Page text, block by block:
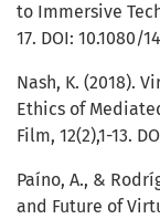
to Immersive
17. DOI: 10.1080/
Nash, K. (2018).
Ethics of
Film, 12(2),1-13.
Paíno, A., &
and Future of